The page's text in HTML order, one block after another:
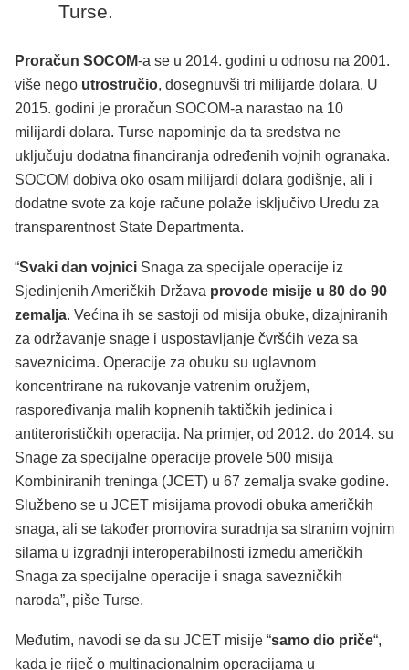
Turse.
Proračun SOCOM-a se u 2014. godini u odnosu na 2001.
više nego utrostručio, dosegnuvši tri milijarde dolara. U
2015. godini je proračun SOCOM-a narastao na 10
milijardi dolara. Turse napominje da ta sredstva ne
uključuju dodatna financiranja određenih vojnih ogranaka.
SOCOM dobiva oko osam milijardi dolara godišnje, ali i
dodatne svote za koje račune polaže isključivo Uredu za
transparentnost State Departmenta.
“Svaki dan vojnici Snaga za specijale operacije iz
Sjedinjenih Američkih Država provode misije u 80 do 90
zemalja. Većina ih se sastoji od misija obuke, dizajniranih
za održavanje snage i uspostavljanje čvršćih veza sa
saveznicima. Operacije za obuku su uglavnom
koncentrirane na rukovanje vatrenim oružjem,
raspoređivanja malih kopnenih taktičkih jedinica i
antiterorističkih operacija. Na primjer, od 2012. do 2014. su
Snage za specijalne operacije provele 500 misija
Kombiniranih treninga (JCET) u 67 zemalja svake godine.
Službeno se u JCET misijama provodi obuka američkih
snaga, ali se također promovira suradnja sa stranim vojnim
silama u izgradnji interoperabilnosti između američkih
Snaga za specijalne operacije i snaga savezničkih
naroda”, piše Turse.
Međutim, navodi se da su JCET misije “samo dio priče“,
kada je riječ o multinacionalnim operacijama u